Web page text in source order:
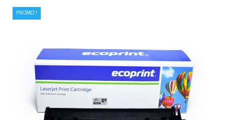
PROMO !